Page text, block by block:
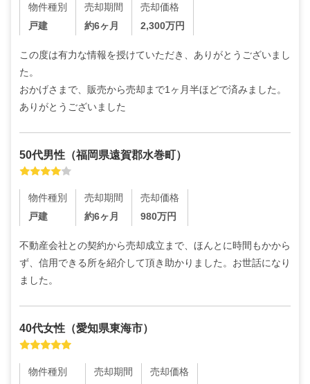
物件種別
戸建
売却期間
約6ヶ月
売却価格
2,300万円
この度は有力な情報を授けていただき、ありがとうございまし
た。
おかげさまで、販売から売却まで1ヶ月半ほどで済みました。
ありがとうございました
50代男性 （福岡県遠賀郡水巻町）
物件種別
戸建
売却期間
約6ヶ月
売却価格
980万円
不動産会社との契約から売却成立まで、ほんとに時間もかから
ず、信用できる所を紹介して頂き助かりました。お世話になり
ました。
40代女性 （愛知県東海市）
物件種別
売却期間
売却価格